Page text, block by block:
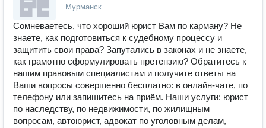
Мурманск
Сомневаетесь, что хороший юрист Вам по карману? Не
знаете, как подготовиться к судебному процессу и
защитить свои права? Запутались в законах и не знаете,
как грамотно сформулировать претензию? Обратитесь к
нашим правовым специалистам и получите ответы на
Ваши вопросы совершенно бесплатно: в онлайн-чате, по
телефону или запишитесь на приём. Наши услуги: юрист
по наследству, по недвижимости, по жилищным
вопросам, автоюрист, адвокат по уголовным делам,